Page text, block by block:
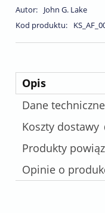
Autor:
John G. Lake
Kod produktu:
Opis
Dane techniczne
Koszty dostawy
Cena nie zawiera
Produkty
Opinie o